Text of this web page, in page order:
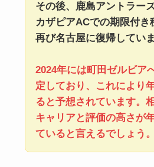
その後、鹿島アントラー
カザピアACでの期限付き
再び名古屋に復帰していま
2024年には町田ゼルビア
定しており、これにより
ると予想されています。
キャリアと評価の高さが
ていると言えるでしょう。